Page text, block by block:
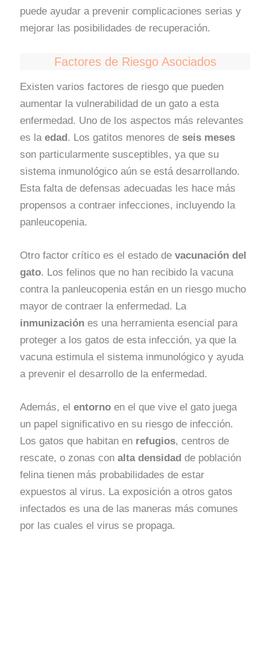
puede ayudar a prevenir complicaciones serias y
mejorar las posibilidades de recuperación.
Factores de Riesgo Asociados
Existen varios factores de riesgo que pueden
aumentar la vulnerabilidad de un gato a esta
enfermedad. Uno de los aspectos más relevantes
es laedad. Los gatitos menores deseis meses
son particularmente susceptibles, ya que su
sistema inmunológico aún se está desarrollando.
Esta falta de defensas adecuadas les hace más
propensos a contraer infecciones, incluyendo la
panleucopenia.
Otro factor crítico es el estado devacunación del
gato. Los felinos que no han recibido la vacuna
contra la panleucopenia están en un riesgo mucho
mayor de contraer la enfermedad. La
inmunizaciónes una herramienta esencial para
proteger a los gatos de esta infección, ya que la
vacuna estimula el sistema inmunológico y ayuda
a prevenir el desarrollo de la enfermedad.
Además, elentornoen el que vive el gato juega
un papel significativo en su riesgo de infección.
Los gatos que habitan en refugios, centros de
rescate, o zonas conalta densidad de población
felina tienen más probabilidades de estar
expuestos al virus. La exposición a otros gatos
infectados es una de las maneras más comunes
por las cuales el virus se propaga.